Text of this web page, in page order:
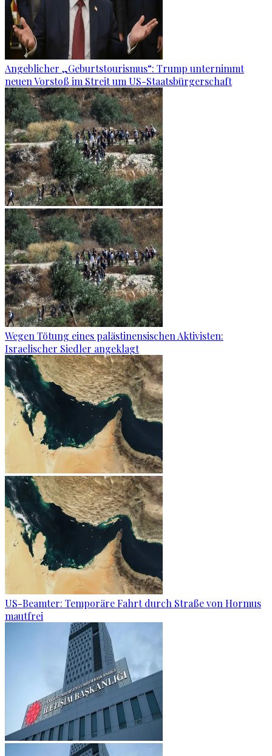
Angeblicher „Geburtstourismus“: Trump unternimmt
neuen Vorstoß im Streit um US-Staatsbürgerschaft
Wegen Tötung eines palästinensischen Aktivisten:
Israelischer Siedler angeklagt
US-Beamter: Temporäre Fahrt durch Straße von Hormus
mautfrei